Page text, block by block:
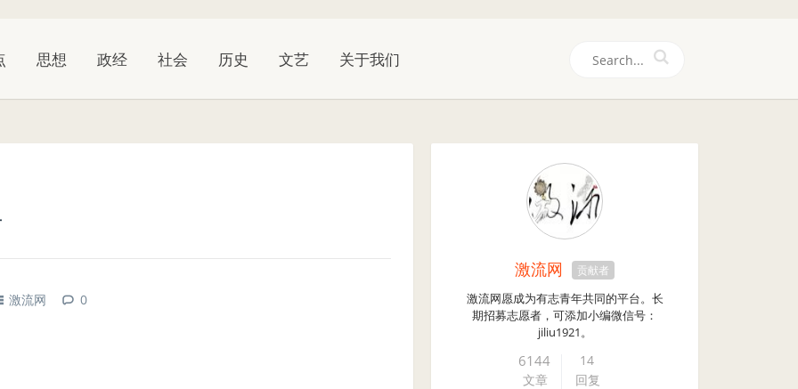
思想 政经 社会 历史 文艺 关于我们
激流网 0
激流网 贡献者
激流网愿成为有志青年共同的平台。长
期招募志愿者，可添加小编微信号：
jiliu1921。
6144
文章
14
回复